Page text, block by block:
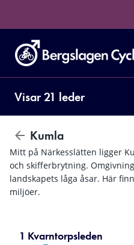
Visar 21 leder
Kumla
Mitt på Närkesslätten ligger
och skifferbrytning.
landskapets låga åsar. Här
miljöer.
1 Kvarntorpsleden